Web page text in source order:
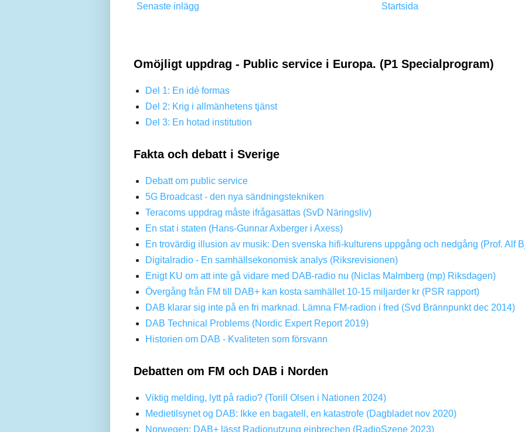
Senaste inlägg Startsida
Omöjligt uppdrag - Public service i Europa. (P1 Specialprogram)
Del 1: En idé formas
Del 2: Krig i allmänhetens tjänst
Del 3: En hotad institution
Fakta och debatt i Sverige
Debatt om public service
5G Broadcast - den nya sändningstekniken
Teracoms uppdrag måste ifrågasättas (SvD Näringsliv)
En stat i staten (Hans-Gunnar Axberger i Axess)
En trovärdig illusion av musik: Den svenska hifi-kulturens uppgång och nedgång (Prof. Alf
Digitalradio - En samhällsekonomisk analys (Riksrevisionen)
Enigt KU om att inte gå vidare med DAB-radio nu (Niclas Malmberg (mp) Riksdagen)
Övergång från FM till DAB+ kan kosta samhället 10-15 miljarder kr (PSR rapport)
DAB klarar sig inte på en fri marknad. Lämna FM-radion i fred (Svd Brännpunkt dec 2014)
DAB Technical Problems (Nordic Expert Report 2019)
Historien om DAB - Kvaliteten som försvann
Debatten om FM och DAB i Norden
Viktig melding, lytt på radio? (Torill Olsen i Nationen 2024)
Medietilsynet og DAB: Ikke en bagatell, en katastrofe (Dagbladet nov 2020)
Norwegen: DAB+ lässt Radionutzung einbrechen (RadioSzene 2023)